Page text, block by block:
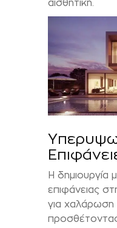
αισθητική.
Η δημιουργία
επιφάνειας
για χαλάρωση